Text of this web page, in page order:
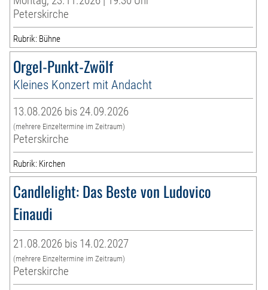
Peterskirche
Rubrik: Bühne
Orgel-Punkt-Zwölf
Kleines Konzert mit Andacht
13.08.2026 bis 24.09.2026
(mehrere Einzeltermine im Zeitraum)
Peterskirche
Rubrik: Kirchen
Candlelight: Das Beste von Ludovico
Einaudi
21.08.2026 bis 14.02.2027
(mehrere Einzeltermine im Zeitraum)
Peterskirche